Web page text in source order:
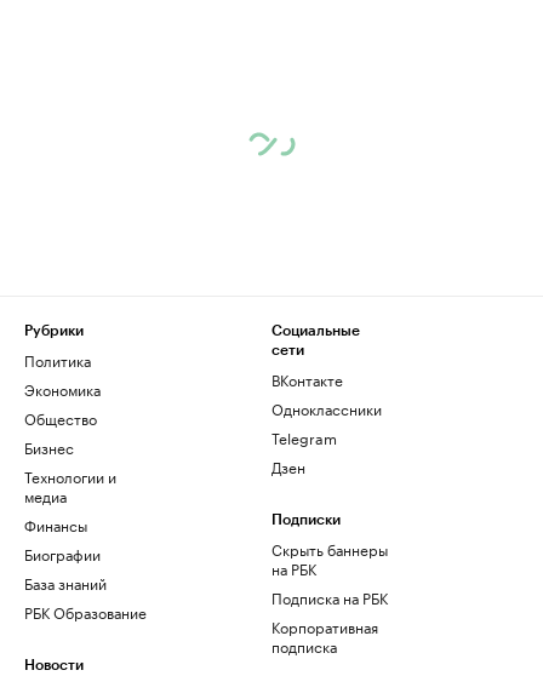
Рубрики
Политика
Экономика
Общество
Бизнес
Технологии и
медиа
Финансы
Биографии
База знаний
РБК Образование
Новости
Социальные
сети
ВКонтакте
Одноклассники
Telegram
Дзен
Подписки
Скрыть баннеры
на РБК
Подписка на РБК
Корпоративная
подписка